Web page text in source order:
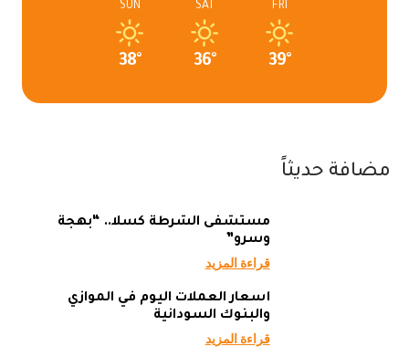
FRI
39°
SAT
36°
SUN
38°
مضافة حديثاً
مستشفى الشرطة كسلا.. “بهجة
وسرو”
قراءة المزيد
أسعار العملات اليوم في الموازي
والبنوك السودانية
قراءة المزيد